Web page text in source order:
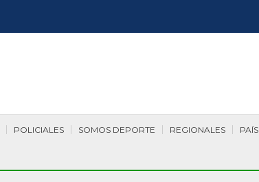
PAÍS
REGIONALES
SOMOS DEPORTE
POLICIALES